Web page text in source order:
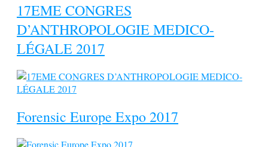
17EME CONGRES
D’ANTHROPOLOGIE MEDICO-
LÉGALE 2017
Forensic Europe Expo 2017